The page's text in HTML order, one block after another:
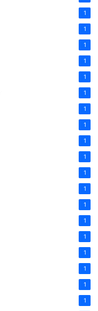
1
1
1
1
1
1
1
1
1
1
1
1
1
1
1
1
1
1
1